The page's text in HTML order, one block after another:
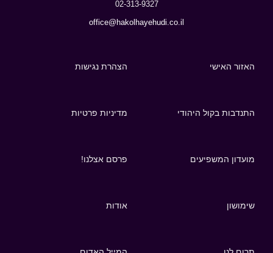
02-313-9327
office@hakolhayehudi.co.il
האזור האישי הצהרת נגישות
התנדבות בקול היהודי מדיניות פרטיות
מועדון המשפיעים פרסם אצלנו!
שימושון אודות